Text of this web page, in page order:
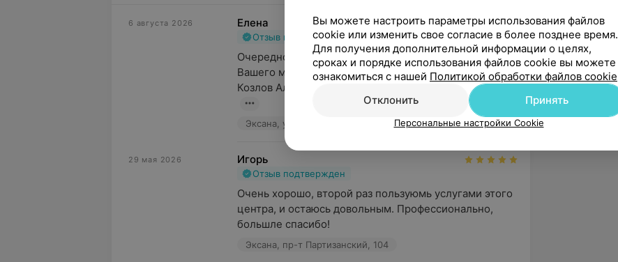
6 августа 2026 Елена
Отзыв подтвержден
Очередной раз получила удовольсвие от посещения
Вашего медицинского центра.
Козлов Алексей Евгеневич проводил узи нижних...
Эксана, ул. Надеждинская, 2
29 мая 2026 Игорь
Отзыв подтвержден
Очень хорошо, второй раз пользуюмь услугами этого
центра, и остаюсь довольным. Профессионально,
большле спасибо!
Эксана, пр-т Партизанский, 104
Вы можете настроить параметры использования файлов
cookie или изменить свое согласие в более позднее время.
Для получения дополнительной информации о целях,
сроках и порядке использования файлов cookie вы можете
ознакомиться с нашей Политикой обработки файлов cookie
Отклонить
Принять
Персональные настройки Cookie